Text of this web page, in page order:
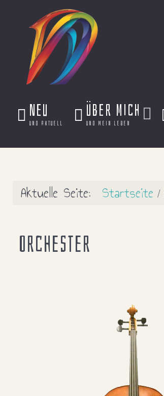
Neu
und aktuell
Über mich
und mein leben
Aktuelle Seite: Startseite
Orchester